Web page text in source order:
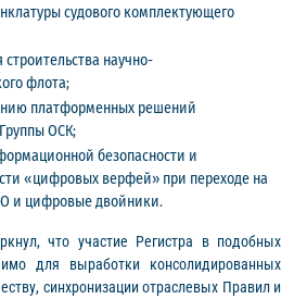
судового комплектующего
научно-
флота;
платформенных решений
ОСК;
безопасности и
«цифровых верфей» при переходе на
и цифровые двойники.
что участие Регистра в подобных
для выработки консолидированных
синхронизации отраслевых Правил и